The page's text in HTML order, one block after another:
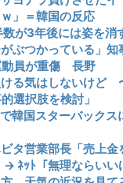
」＝韓国の反応
が3年後には姿を
がぶつかっている」
員が重傷 長野
る気はしないけど
選択肢を検討」
で韓国スターバック
ビタ営業部長「売上
ﾈｯﾄ「無理ならいい